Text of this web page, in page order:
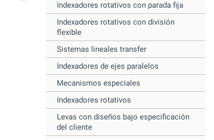
Indexadores rotativos con parada fija
Indexadores rotativos con división
flexible
Sistemas lineales transfer
Indexadores de ejes paralelos
Mecanismos especiales
Indexadores rotativos
Levas con diseños bajo especificación
del cliente